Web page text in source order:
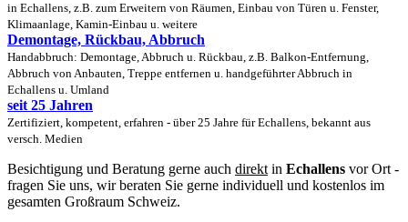
in Echallens, z.B. zum Erweitern von Räumen, Einbau von Türen u. Fenster,
Klimaanlage, Kamin-Einbau u. weitere
Demontage, Rückbau, Abbruch
Handabbruch: Demontage, Abbruch u. Rückbau, z.B. Balkon-Entfernung,
Abbruch von Anbauten, Treppe entfernen u. handgeführter Abbruch in
Echallens u. Umland
seit 25 Jahren
Zertifiziert, kompetent, erfahren - über 25 Jahre für Echallens, bekannt aus
versch. Medien
Besichtigung und Beratung gerne auch direkt in Echallens vor Ort -
fragen Sie uns, wir beraten Sie gerne individuell und kostenlos im
gesamten Großraum Schweiz.